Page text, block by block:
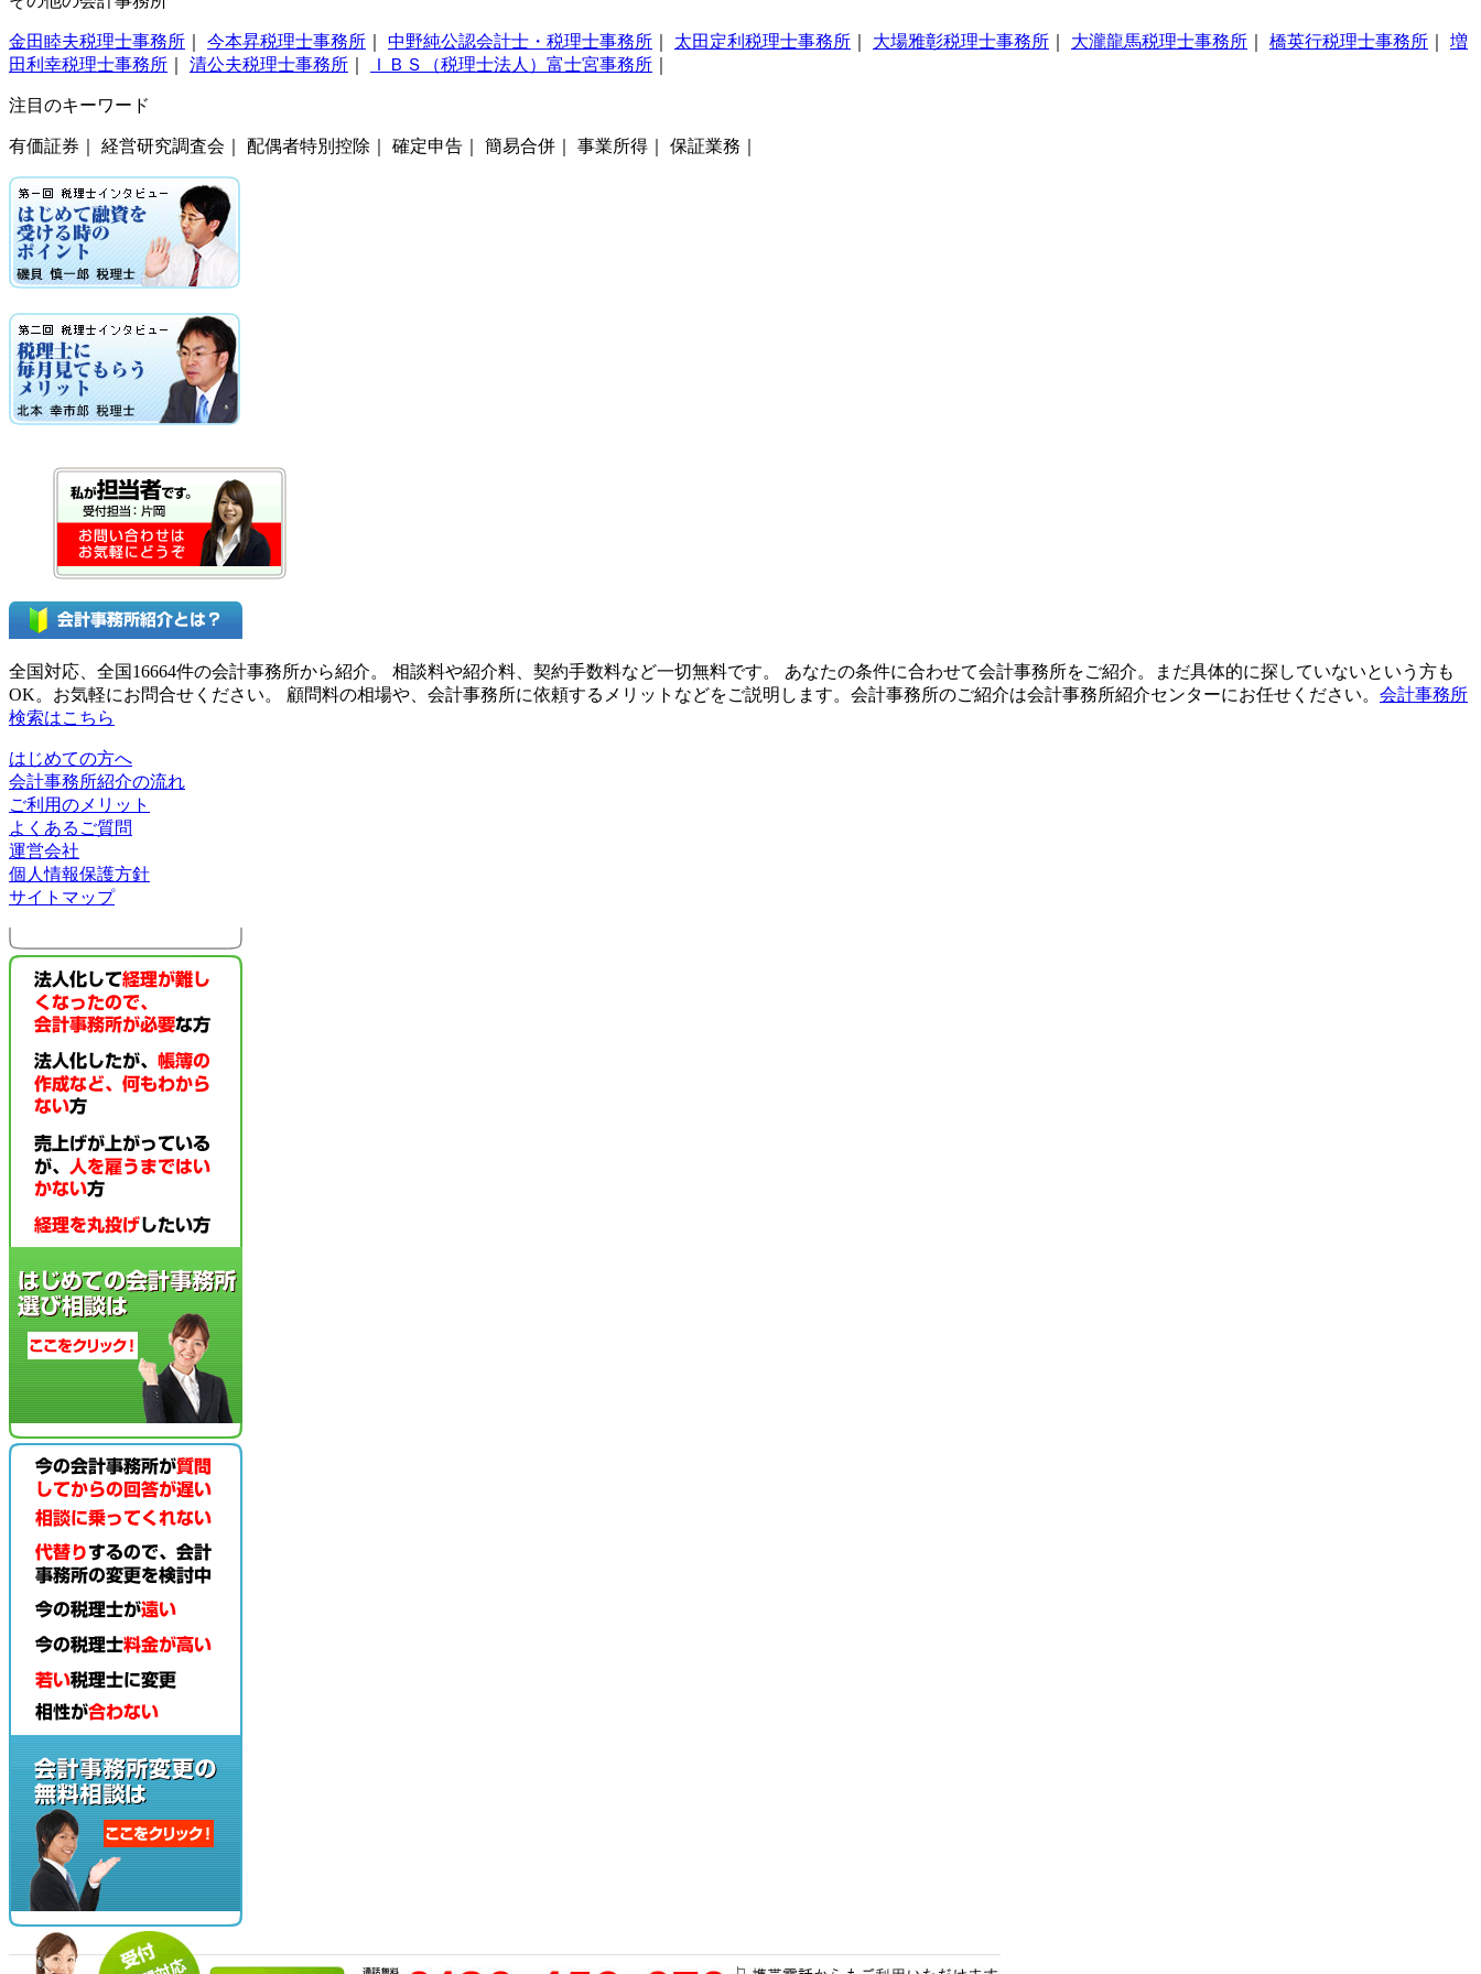
金田睦夫税理士事務所 今本昇税理士事務所 中野純公認会計士・税理士事務所 太田定利税理士事務所 大場雅彰税理士事務所 大瀧龍馬税理士事務所 橋英行税理士事務所
増
田利幸税理士事務所
清公夫税理士事務所 ＩＢＳ（税理士法人）富士宮事務所
注目のキーワード
有価証券｜ 経営研究調査会｜ 配偶者特別控除｜ 確定申告｜ 簡易合併｜ 事業所得｜ 保証業務｜
全国対応、全国16664件の会計事務所から紹介。 相談料や紹介料、契約手数料など一切無料です。 あなたの条件に合わせて会計事務所をご紹介。まだ具体的に探していないという方も
OK。お気軽にお問合せください。 顧問料の相場や、会計事務所に依頼するメリットなどをご説明します。会計事務所のご紹介は会計事務所紹介センターにお任せください。 会計事務所
検索はこちら
はじめての方へ
会計事務所紹介の流れ
ご利用のメリット
よくあるご質問
運営会社
個人情報保護方針
サイトマップ